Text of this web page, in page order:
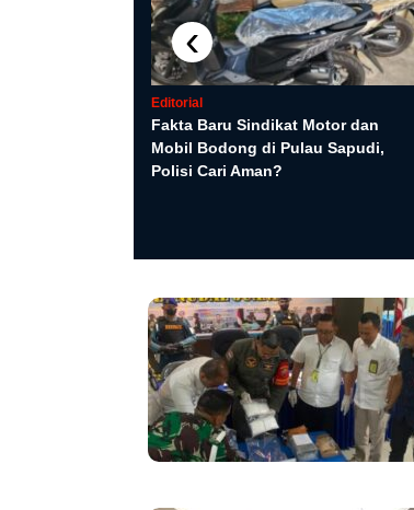
Editorial
Fakta Baru Sindikat Motor dan
Mobil Bodong di Pulau Sapudi,
Polisi Cari Aman?
‹